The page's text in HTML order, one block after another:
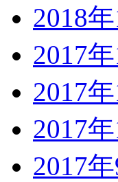
2018年
2017年
2017年
2017年
2017年